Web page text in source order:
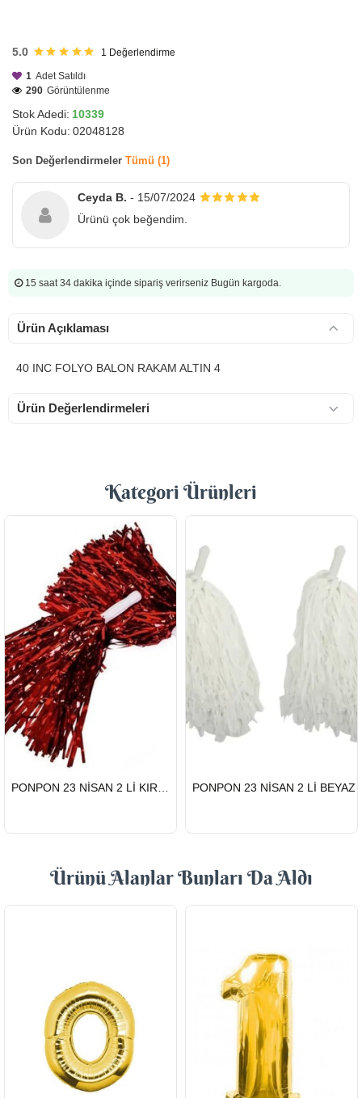
5.0 1 Değerlendirme
Stok Adedi: 10339
Ürün Kodu: 02048128
1 Adet Satıldı
290 Görüntülenme
Son Değerlendirmeler Tümü (1)
Ceyda B. - 15/07/2024
Ürünü çok beğendim.
15 saat 34 dakika içinde sipariş verirseniz Bugün kargoda.
Ürün Açıklaması
40 INC FOLYO BALON RAKAM ALTIN 4
Ürün Değerlendirmeleri
Kategori Ürünleri
HIZLI
GÖNDERİ
PONPON 23 NİSAN 2 Lİ KIRMIZI
HIZLI
GÖNDERİ
PONPON 23 NİSAN 2 Lİ BEYAZ
Ürünü Alanlar Bunları Da Aldı